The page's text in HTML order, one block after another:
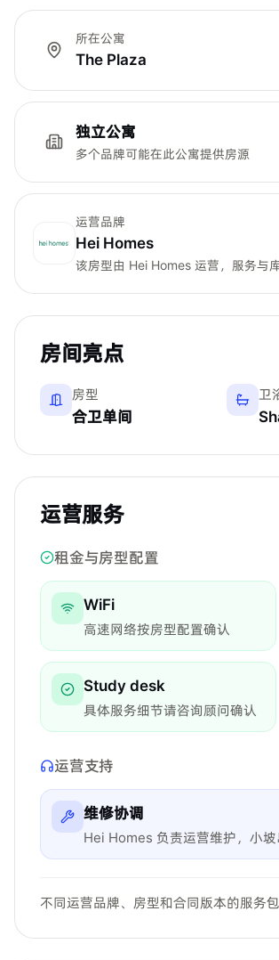
所在公寓
The Plaza
独立公寓
多个品牌可能在此公寓提供房源
运营品牌
Hei Homes
该房型由 Hei Homes 运营，服务与
房间亮点
房型
合卫单间
卫
运营服务
租金与房型配置
WiFi
高速网络按房型配置确认
Study desk
具体服务细节请咨询顾问确认
运营支持
维修协调
Hei Homes 负责运营维护，小坡
不同运营品牌、房型和合同版本的服务